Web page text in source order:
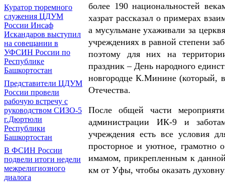
Куратор тюремного
служения ЦДУМ
России Инсаф
Искандаров выступил
на совещании в
УФСИН России по
Республике
Башкортостан
Представители ЦДУМ
России провели
рабочую встречу с
руководством СИЗО-5
г.Дюртюли
Республики
Башкортостан
В ФСИН России
подвели итоги недели
межрелигиозного
диалога
более 190 национальностей
хазрат рассказал о примерах
а мусульмане ухаживали за
учреждениях в равной степени
поэтому для них на
праздник – День народного
новгородце К.Минине (который,
Отечества.
После общей части
администрации ИК-9 и
учреждения есть все условия
просторное и уютное, грамотно
имамом, прикрепленным к
км от Уфы, чтобы оказать